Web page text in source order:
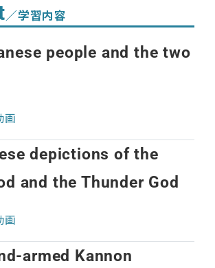
／学習内容
people and the two
画
depictions of the
and the Thunder God
画
armed Kannon